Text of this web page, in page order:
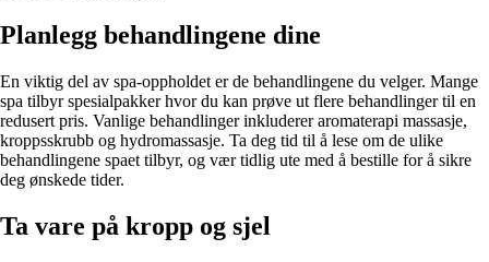
Planlegg behandlingene dine
En viktig del av spa-oppholdet er de behandlingene du velger. Mange
spa tilbyr spesialpakker hvor du kan prøve ut flere behandlinger til en
redusert pris. Vanlige behandlinger inkluderer aromaterapi massasje,
kroppsskrubb og hydromassasje. Ta deg tid til å lese om de ulike
behandlingene spaet tilbyr, og vær tidlig ute med å bestille for å sikre
deg ønskede tider.
Ta vare på kropp og sjel